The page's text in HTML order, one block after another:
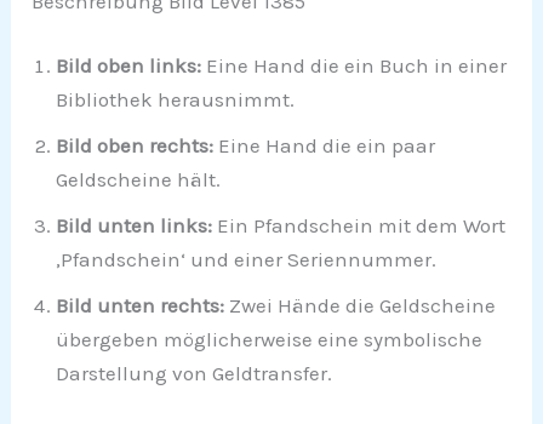
Bild oben links: Eine Hand die ein Buch in einer
Bibliothek herausnimmt.
Bild oben rechts: Eine Hand die ein paar
Geldscheine hält.
Bild unten links: Ein Pfandschein mit dem Wort
‚Pfandschein‘ und einer Seriennummer.
Bild unten rechts: Zwei Hände die Geldscheine
übergeben möglicherweise eine symbolische
Darstellung von Geldtransfer.